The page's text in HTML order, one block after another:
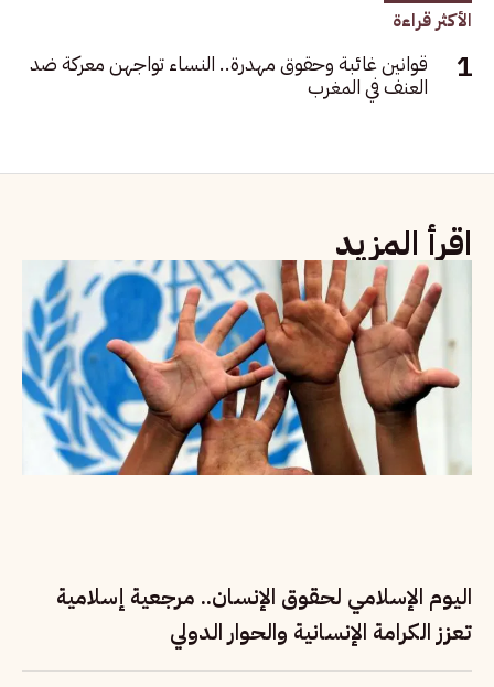
الأكثر قراءة
قوانين غائبة وحقوق مهدرة.. النساء تواجهن معركة ضد
العنف في المغرب
اقرأ المزيد
اليوم الإسلامي لحقوق الإنسان.. مرجعية إسلامية
تعزز الكرامة الإنسانية والحوار الدولي